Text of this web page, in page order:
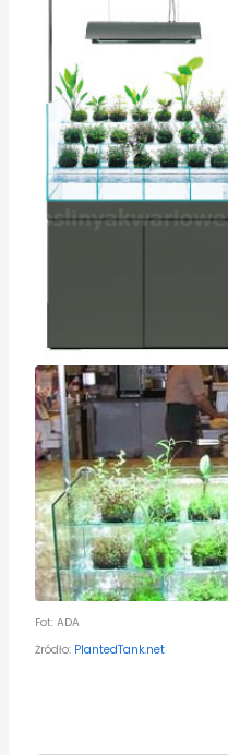
Fot: ADA
Żródło: PlantedTank.net